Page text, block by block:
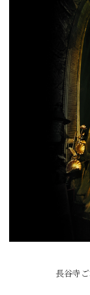
長谷寺